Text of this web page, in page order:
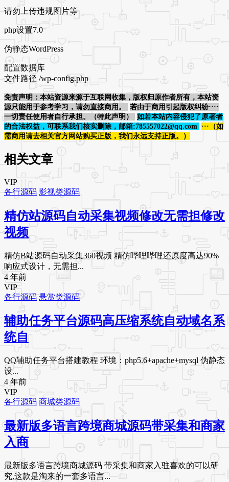
请勿上传违规图片等
php设置7.0
伪静态WordPress
配置数据库
文件路径 /wp-config.php
免责声明：本站资源来源于互联网收集，版权归原作者所有，本站资
源只能用于参考学习，请勿直接商用。
若由于商用引起版权纠纷····
一切责任使用者自行承担。（特此声明）
如若本站内容侵犯了原著者
的合法权益，可联系我们核实删除，邮箱:785557022@qq.com
···（如
需商用请去相关官方网站购买正版，我们永远支持正版。）
相关文章
VIP
各行源码 影视类源码
精仿站源码自动采集视频修改无需担修改
视频
精仿B站源码自动采集360视频 精仿哔哩哔哩还原度高达90%
响应式设计，无需担...
4 年前
VIP
各行源码 悬赏类源码
辅助任务平台源码高压缩系统自动域名系
统自
QQ辅助任务平台搭建教程 环境：php5.6+apache+mysql 伪静态
设...
4 年前
VIP
各行源码 商城类源码
最新版多语言跨境商城源码带采集和商家
入商
最新版多语言跨境商城源码 带采集和商家入驻喜欢的可以研
究,这款是淘来的一套多语言...